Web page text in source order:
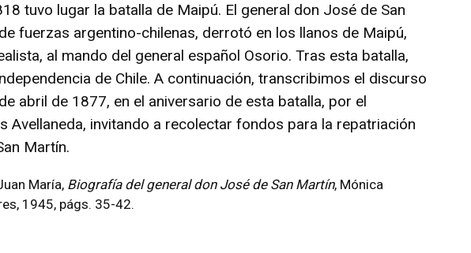
tuvo lugar la batalla de Maipú. El general don José de San
fuerzas argentino-chilenas, derrotó en los llanos de Maipú,
al mando del general español Osorio. Tras esta batalla,
de Chile. A continuación, transcribimos el discurso
abril de 1877, en el aniversario de esta batalla, por el
Avellaneda, invitando a recolectar fondos para la repatriación
Martín.
María, Biografía del general don José de San Martín, Mónica
1945, págs. 35-42.